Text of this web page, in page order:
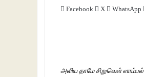
Facebook X WhatsApp
அளிய தாமே சிறுவெள் ளாம்பல்